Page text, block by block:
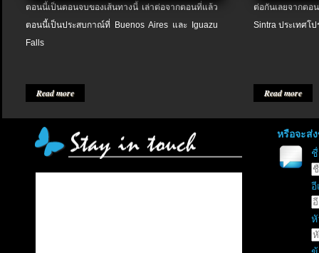
ตอนนี้เป็นตอนจบของเส้นทางนี้ เล่าต่อจากตอนที่แล้ว
ตอนนี้เป็นประสบกาณ์ที่ Buenos Aires และ Iguazu
Falls
Read more
ต่อกันเลยจากต
Sintra ประเทศโป
Read more
หรือจะส่
อี
หั